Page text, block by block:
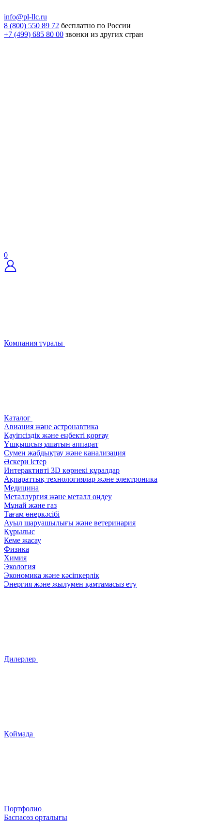
info@pl-llc.ru
8 (800) 550 89 72 бесплатно по России
+7 (499) 685 80 00 звонки из других стран
0
Компания туралы
Каталог
Авиация және астронавтика
Қауіпсіздік және еңбекті қорғау
Ұшқышсыз ұшатын аппарат
Сумен жабдықтау және канализация
Әскери істер
Интерактивті 3D көрнекі құралдар
Ақпараттық технологиялар және электроника
Медицина
Металлургия және металл өңдеу
Мұнай және газ
Тағам өнеркәсібі
Ауыл шаруашылығы және ветеринария
Құрылыс
Кеме жасау
Физика
Химия
Экология
Экономика және кәсіпкерлік
Энергия және жылумен қамтамасыз ету
Дилерлер
Қоймада
Портфолио
Баспасөз орталығы